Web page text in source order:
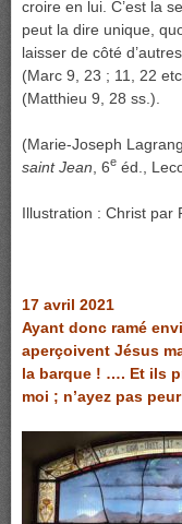
croire en lui. C’est la
peut la dire unique,
laisser de côté
(Marc 9, 23 ; 11, 22
(Matthieu 9, 28 ss.).
(Marie-Joseph
saint Jean , 6e éd.,
Illustration : Christ par
17 avril 2021
Ayant donc ramé
aperçoivent Jésus
la barque ! …. Et ils
moi ; n’ayez pas